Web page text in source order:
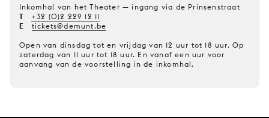
Inkomhal van het Theater — ingang via de Prinsenstraat
T
+32 (0)2 229 12 11
E
tickets@demunt.be
Open van dinsdag tot en vrijdag van 12 uur tot 18 uur. Op
zaterdag van 11 uur tot 18 uur. En vanaf een uur voor
aanvang van de voorstelling in de inkomhal.